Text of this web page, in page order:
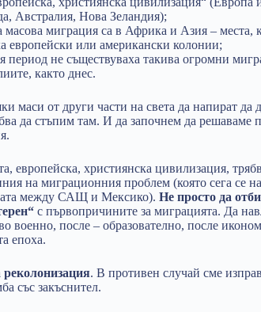
Австралия, Нова Зеландия);
масова миграция са в Африка и Азия – места,
европейски или американски колонии;
период не съществуваха такива огромни
както днес.
маси от други части на света да напират да
да стъпим там. И да започнем да решаваме
европейска, християнска цивилизация,
на миграционния проблем (която сега се
между САЩ и Мексико). Не просто да
с първопричините за миграцията. Да
военно, после – образователно, после
епоха.
. В противен случай сме
със закъснител.